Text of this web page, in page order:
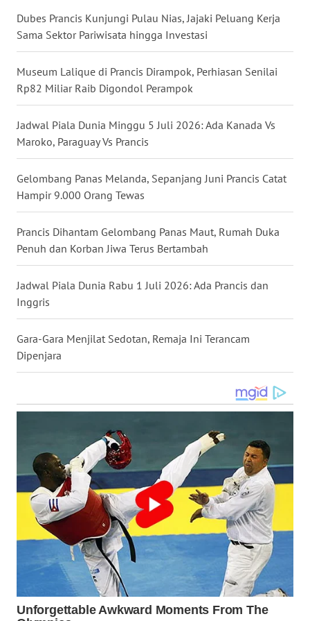
Dubes Prancis Kunjungi Pulau Nias, Jajaki Peluang Kerja
Sama Sektor Pariwisata hingga Investasi
Museum Lalique di Prancis Dirampok, Perhiasan Senilai
Rp82 Miliar Raib Digondol Perampok
Jadwal Piala Dunia Minggu 5 Juli 2026: Ada Kanada Vs
Maroko, Paraguay Vs Prancis
Gelombang Panas Melanda, Sepanjang Juni Prancis Catat
Hampir 9.000 Orang Tewas
Prancis Dihantam Gelombang Panas Maut, Rumah Duka
Penuh dan Korban Jiwa Terus Bertambah
Jadwal Piala Dunia Rabu 1 Juli 2026: Ada Prancis dan
Inggris
Gara-Gara Menjilat Sedotan, Remaja Ini Terancam
Dipenjara
WN
KARO
WN
SIMALUNGUN
WN
LABUHANBATU
WN
TAPANULI
TENGAH
WN DELI
SERDANG
WN
TEBING
TINGGI
WN
PAKPAK
WN
WN
BEKASI
WN
BOGOR
WN
DEPOK
WN